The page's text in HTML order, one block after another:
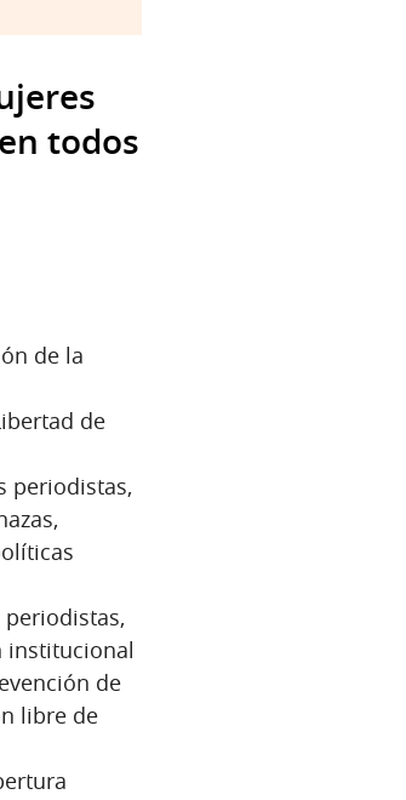
todos
de la
de
periodistas,
institucional
de
libre de